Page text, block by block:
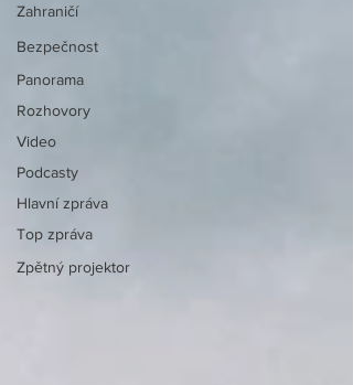
Zahraničí
Bezpečnost
Panorama
Rozhovory
Video
Podcasty
Hlavní zpráva
Top zpráva
Zpětný projektor